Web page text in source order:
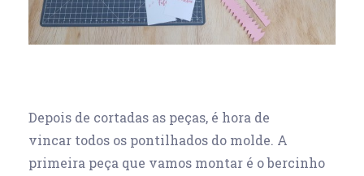
Depois de cortadas as peças, é hora de
vincar todos os pontilhados do molde. A
primeira peça que vamos montar é o bercinho